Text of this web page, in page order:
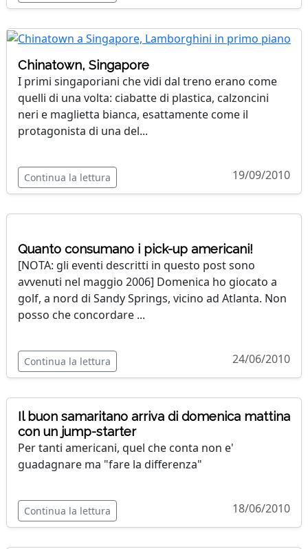
Chinatown, Singapore
I primi singaporiani che vidi dal treno erano come
quelli di una volta: ciabatte di plastica, calzoncini
neri e maglietta bianca, esattamente come il
protagonista di una del...
Continua la lettura 19/09/2010
Quanto consumano i pick-up americani!
[NOTA: gli eventi descritti in questo post sono
avvenuti nel maggio 2006] Domenica ho giocato a
golf, a nord di Sandy Springs, vicino ad Atlanta. Non
posso che concordare ...
Continua la lettura 24/06/2010
Il buon samaritano arriva di domenica mattina
con un jump-starter
Per tanti americani, quel che conta non e'
guadagnare ma "fare la differenza"
Continua la lettura 18/06/2010